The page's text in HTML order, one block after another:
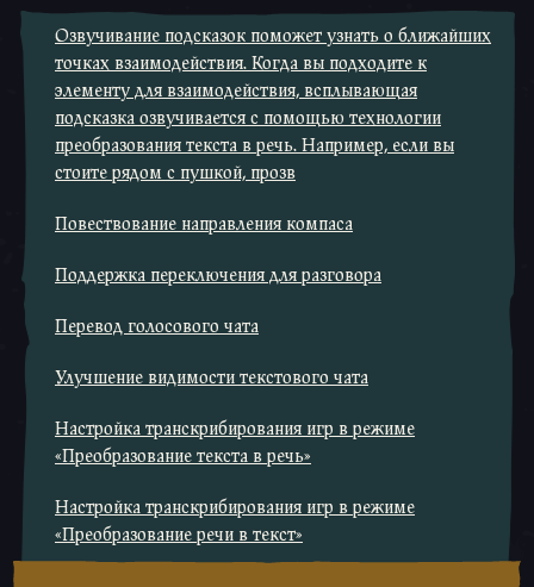
Озвучивание подсказок поможет узнать о ближайших
точках взаимодействия. Когда вы подходите к
элементу для взаимодействия, всплывающая
подсказка озвучивается с помощью технологии
преобразования текста в речь. Например, если вы
стоите рядом с пушкой, прозв
Повествование направления компаса
Поддержка переключения для разговора
Перевод голосового чата
Улучшение видимости текстового чата
Настройка транскрибирования игр в режиме
«Преобразование текста в речь»
Настройка транскрибирования игр в режиме
«Преобразование речи в текст»